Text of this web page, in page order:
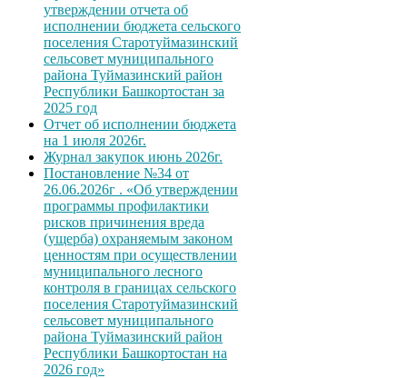
утверждении отчета об
исполнении бюджета сельского
поселения Старотуймазинский
сельсовет муниципального
района Туймазинский район
Республики Башкортостан за
2025 год
Отчет об исполнении бюджета
на 1 июля 2026г.
Журнал закупок июнь 2026г.
Постановление №34 от
26.06.2026г . «Об утверждении
программы профилактики
рисков причинения вреда
(ущерба) охраняемым законом
ценностям при осуществлении
муниципального лесного
контроля в границах сельского
поселения Старотуймазинский
сельсовет муниципального
района Туймазинский район
Республики Башкортостан на
2026 год»